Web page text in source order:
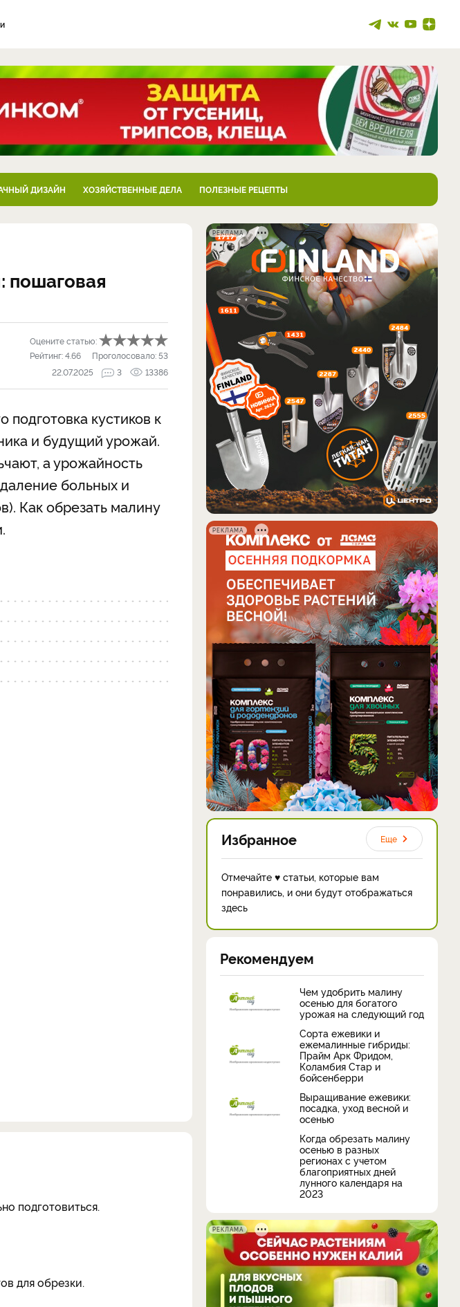
ДИЗАЙН ХОЗЯЙСТВЕННЫЕ ДЕЛА ПОЛЕЗНЫЕ РЕЦЕПТЫ
пошаговая
Оцените статью:
Рейтинг:4.66 Проголосовало:53
22.07.2025
3 13386
кустиков к
и будущий урожай.
а урожайность
больных и
Как обрезать малину
подготовиться.
для обрезки.
РЕКЛАМА
РЕКЛАМА
Избранное Еще
Отмечайте ♥ статьи, которые вам
понравились, и они будут отображаться
здесь
Рекомендуем
Чем удобрить малину
осенью для богатого
урожая на следующий год
Сорта ежевики и
ежемалинные гибриды:
Прайм Арк Фридом,
Коламбия Стар и
бойсенберри
Выращивание ежевики:
посадка, уход весной и
осенью
Когда обрезать малину
осенью в разных
регионах с учетом
благоприятных дней
лунного календаря на
2023
РЕКЛАМА